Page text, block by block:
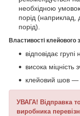
необхідною
порід (наприклад,
порід).
Властивості клейового
відповідає
висока міцність
клейовий шов —
УВАГА! Відправка
виробника